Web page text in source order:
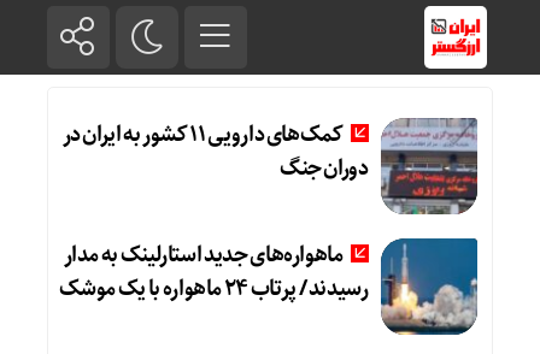
کمک‌های دارویی ۱۱ کشور به ایران در
دوران جنگ
ماهواره‌های جدید استارلینک به مدار
رسیدند / پرتاب ۲۴ ماهواره با یک موشک